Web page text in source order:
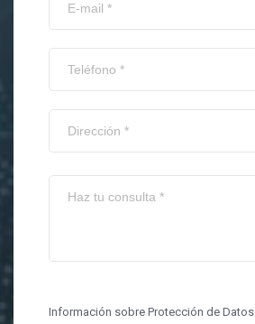
Información sobre Protección de Datos